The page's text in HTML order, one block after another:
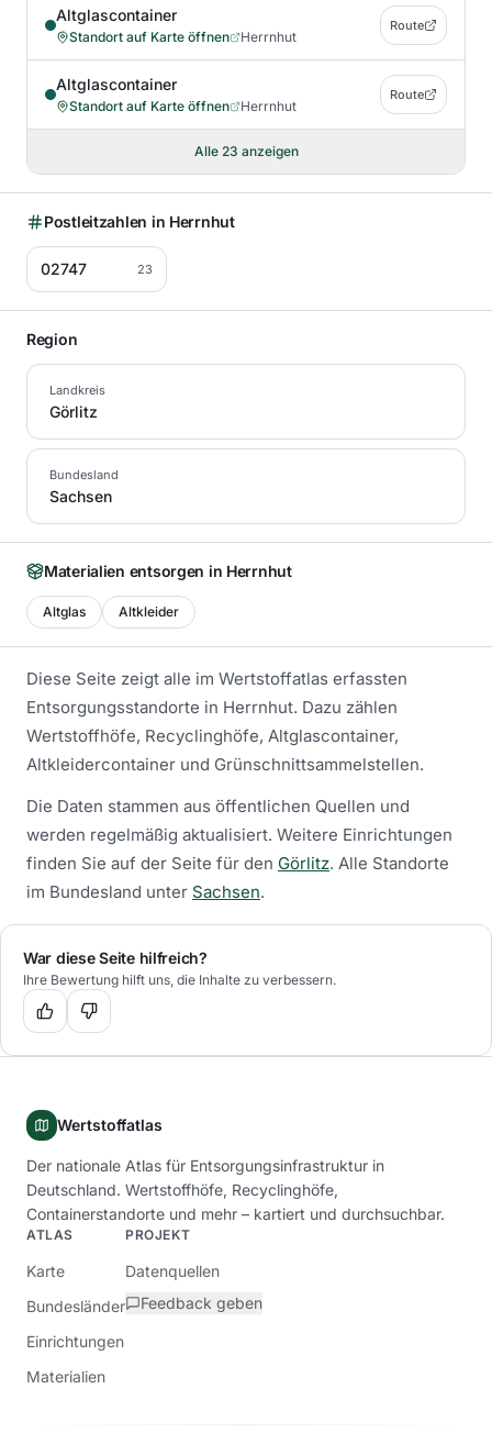
Altglascontainer
Standort auf Karte öffnen Herrnhut
Route
Altglascontainer
Standort auf Karte öffnen Herrnhut
Route
Alle 23 anzeigen
Postleitzahlen in Herrnhut
02747 23
Region
Landkreis
Görlitz
Bundesland
Sachsen
Materialien entsorgen in Herrnhut
Altglas Altkleider
Diese Seite zeigt alle im Wertstoffatlas erfassten
Entsorgungsstandorte in Herrnhut. Dazu zählen
Wertstoffhöfe, Recyclinghöfe, Altglascontainer,
Altkleidercontainer und Grünschnittsammelstellen.
Die Daten stammen aus öffentlichen Quellen und
werden regelmäßig aktualisiert. Weitere Einrichtungen
finden Sie auf der Seite für den Görlitz. Alle Standorte
im Bundesland unter Sachsen.
War diese Seite hilfreich?
Ihre Bewertung hilft uns, die Inhalte zu verbessern.
Wertstoffatlas
Der nationale Atlas für Entsorgungsinfrastruktur in
Deutschland. Wertstoffhöfe, Recyclinghöfe,
Containerstandorte und mehr – kartiert und durchsuchbar.
ATLAS
Karte
Bundesländer
Einrichtungen
Materialien
PROJEKT
Datenquellen
Feedback geben